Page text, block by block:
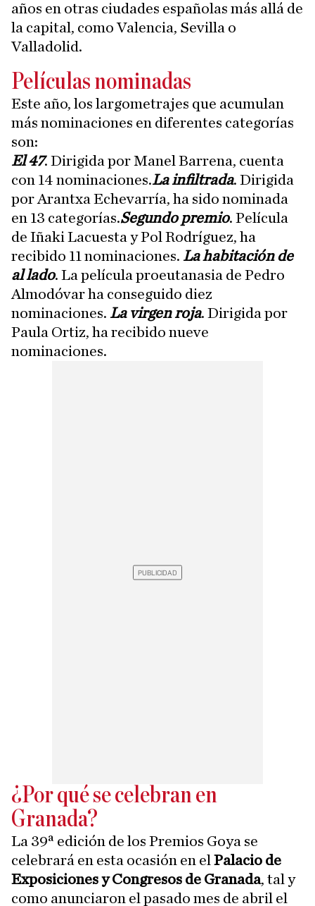
años en otras ciudades españolas más allá de
la capital, como Valencia, Sevilla o
Valladolid.
Películas nominadas
Este año, los largometrajes que acumulan
más nominaciones en diferentes categorías
son:
El 47. Dirigida por Manel Barrena, cuenta
con 14 nominaciones.La infiltrada. Dirigida
por Arantxa Echevarría, ha sido nominada
en 13 categorías.Segundo premio. Película
de Iñaki Lacuesta y Pol Rodríguez, ha
recibido 11 nominaciones. La habitación de
al lado. La película proeutanasia de Pedro
Almodóvar ha conseguido diez
nominaciones. La virgen roja. Dirigida por
Paula Ortiz, ha recibido nueve
nominaciones.
¿Por qué se celebran en
Granada?
La 39ª edición de los Premios Goya se
celebrará en esta ocasión en el Palacio de
Exposiciones y Congresos de Granada, tal y
como anunciaron el pasado mes de abril el